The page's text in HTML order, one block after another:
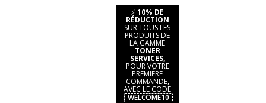
⚡ 10% DE
RÉDUCTION
SUR TOUS LES
PRODUITS DE
LA GAMME
TONER
SERVICES,
POUR VOTRE
PREMIÈRE
COMMANDE,
AVEC LE CODE
WELCOME10